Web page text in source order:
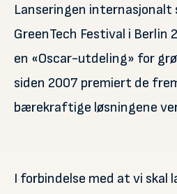
Lanseringen internasjonalt
GreenTech Festival i Berlin
en «Oscar-utdeling» for
siden 2007 premiert de
bærekraftige løsningene
I forbindelse med at vi skal